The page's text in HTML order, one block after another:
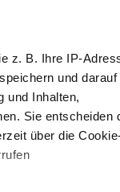
z. B. Ihre IP-
und
und Inhalten,
Sie entscheiden
über die